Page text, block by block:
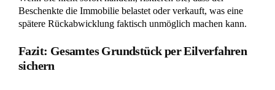
präzise Dokumentation der Verfehlungen und
schnelles Handeln im Grundbuch. Unsere
Voraussetzungen für eine Rückübertragung erfüllt
sind und leiten sofort die notwendige